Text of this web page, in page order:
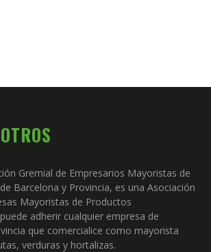
Gremial de Empresarios Mayoristas de
Barcelona y Provincia, es una Asociación
Mayoristas de Productos
adherir cualquier empresa de
que comercialice como mayorista
verduras y hortalizas.